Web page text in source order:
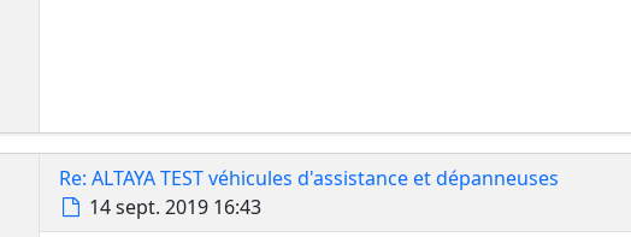
Re: ALTAYA TEST véhicules d'assistance et dépanneuses
Message
14 sept. 2019 16:43